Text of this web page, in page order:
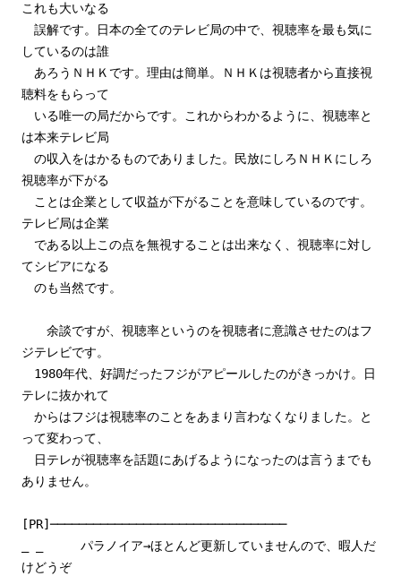
これも大いなる
誤解です。日本の全てのテレビ局の中で、視聴率を最も気に
しているのは誰
あろうＮＨＫです。理由は簡単。ＮＨＫは視聴者から直接視
聴料をもらって
いる唯一の局だからです。これからわかるように、視聴率と
は本来テレビ局
の収入をはかるものでありました。民放にしろＮＨＫにしろ
視聴率が下がる
ことは企業として収益が下がることを意味しているのです。
テレビ局は企業
である以上この点を無視することは出来なく、視聴率に対し
てシビアになる
のも当然です。
余談ですが、視聴率というのを視聴者に意識させたのはフ
ジテレビです。
1980年代、好調だったフジがアピールしたのがきっかけ。日
テレに抜かれて
からはフジは視聴率のことをあまり言わなくなりました。と
って変わって、
日テレが視聴率を話題にあげるようになったのは言うまでも
ありません。
[PR]─────────────────────────────────
_ _ パラノイア→ほとんど更新していませんので、暇人だ
けどうぞ